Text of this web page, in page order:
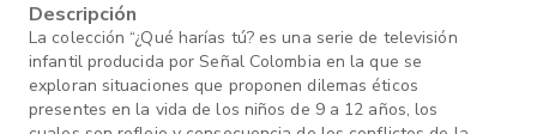
Descripción
La colección “¿Qué harías tú? es una serie de televisión
infantil producida por Señal Colombia en la que se
exploran situaciones que proponen dilemas éticos
presentes en la vida de los niños de 9 a 12 años, los